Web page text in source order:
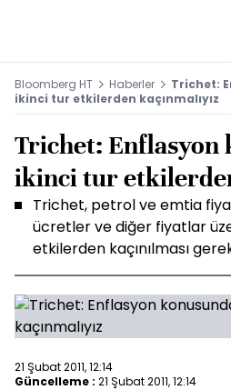
Bloomberg HT Haberler
Trichet:
ikinci tur etkilerden kaçınmalıyız
Trichet: Enflasyon
ikinci tur
Trichet, petrol ve emtia
ücretler ve diğer fiyatlar
etkilerden kaçınılması
21 Şubat 2011, 12:14
Güncelleme : 21 Şubat 2011, 12:14